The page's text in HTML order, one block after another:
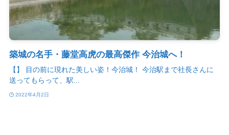
築城の名手・藤堂高虎の最高傑作 今治城へ！
【】 目の前に現れた美しい姿！今治城！ 今治駅まで社長さんに
送ってもらって、駅...
2022年4月2日